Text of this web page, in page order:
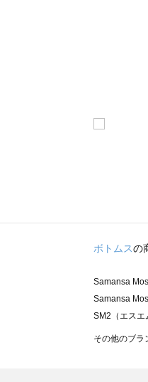
ボトムスの
Samansa
Samansa
SM2（エスエ
TSUHARU
その他のブ